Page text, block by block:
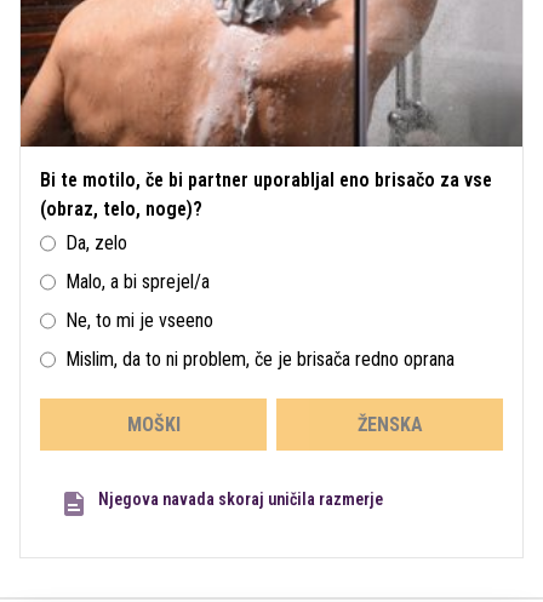
Bi te motilo, če bi partner uporabljal eno brisačo za vse
(obraz, telo, noge)?
Da, zelo
Malo, a bi sprejel/a
Ne, to mi je vseeno
Mislim, da to ni problem, če je brisača redno oprana
MOŠKI ŽENSKA
Njegova navada skoraj uničila razmerje